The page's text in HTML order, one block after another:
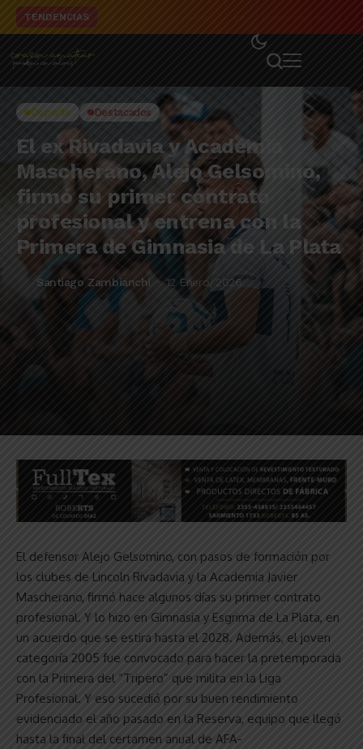
TENDENCIAS
Deporte Destacados
El ex Rivadavia y Academia
Mascherano, Alejo Gelsomino,
firmó su primer contrato
profesional y entrena con la
Primera de Gimnasia de La Plata
Santiago Zambianchi 12 Enero, 2026
El defensor Alejo Gelsomino, con pasos de formación por
los clubes de Lincoln Rivadavia y la Academia Javier
Mascherano, firmó hace algunos días su primer contrato
profesional. Y lo hizo en Gimnasia y Esgrima de La Plata, en
un acuerdo que se estira hasta el 2028. Además, el joven
categoría 2005 fue convocado para hacer la pretemporada
con la Primera del “Tripero” que milita en la Liga
Profesional. Y eso sucedió por su buen rendimiento
evidenciado el año pasado en la Reserva, equipo que llegó
hasta la final del certamen anual de AFA-